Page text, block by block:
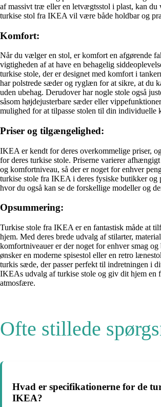
af massivt træ eller en letvægtsstol i plast, kan du
turkise stol fra IKEA vil være både holdbar og
Komfort:
Når du vælger en stol, er komfort en afgørende
vigtigheden af at have en behagelig
turkise stole, der er designet med komfort i
har polstrede sæder og ryglæn for at sikre, at du
uden ubehag. Derudover har nogle stole også
såsom højdejusterbare sæder eller
mulighed for at tilpasse stolen til din individuelle
Priser og tilgængelighed:
IKEA er kendt for deres overkommelige priser,
for deres turkise stole. Priserne varierer
og komfortniveau, så der er noget for enhver
turkise stole fra IKEA i deres fysiske butikker og
hvor du også kan se de forskellige modeller og
Opsummering:
Turkise stole fra IKEA er en fantastisk måde at
hjem. Med deres brede udvalg af stilarter,
komfortniveauer er der noget for enhver smag og
ønsker en moderne spisestol eller en retro
turkis sæde, der passer perfekt til indretningen i
IKEAs udvalg af turkise stole og giv dit hjem en
atmosfære.
Ofte stillede
Hvad er specifikationerne for de
IKEA?